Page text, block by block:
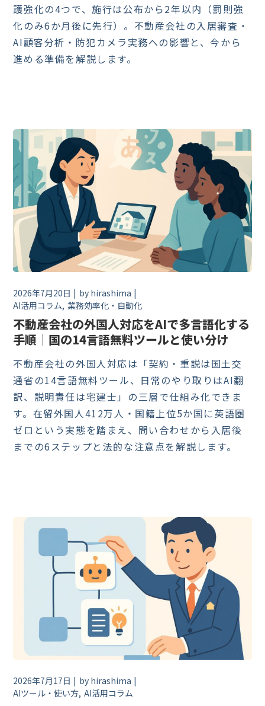
護強化の4つで、施行は公布から2年以内（罰則強
化のみ6か月後に先行）。不動産会社の入居審査・
AI顧客分析・防犯カメラ実務への影響と、今から
進める準備を解説します。
2026年7月20日 by hirashima
AI活用コラム 業務効率化・自動化
不動産会社の外国人対応をAIで多言語化する
手順｜国の14言語無料ツールと使い分け
不動産会社の外国人対応は「契約・重説は国土交
通省の14言語無料ツール、日常のやり取りはAI翻
訳、説明責任は宅建士」の三層で仕組み化できま
す。在留外国人412万人・国籍上位5か国に英語圏
ゼロという実態を踏まえ、問い合わせから入居後
までの6ステップと法的な注意点を解説します。
2026年7月17日 by hirashima
AIツール・使い方 AI活用コラム